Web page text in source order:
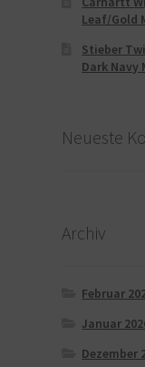
Leaf/Gold
Stieber
Dark Navy
Neueste
Archiv
Februar
Januar
Dezember